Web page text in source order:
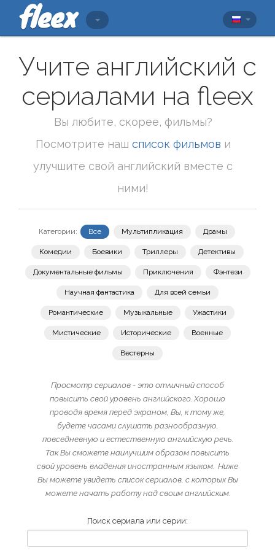
Учите английский с
сериалами на fleex
Вы любите, скорее, фильмы?
Посмотрите наш список фильмов и
улучшите свой английский вместе с
ними!
Категории: Все Мультипликация Драмы
Комедии Боевики Триллеры Детективы
Документальные фильмы Приключения Фэнтези
Научная фантастика Для всей семьи
Романтические Музыкальные Ужастики
Мистические Исторические Военные
Вестерны
Просмотр сериалов - это отличный способ
повысить свой уровень английского. Хорошо
проводя время перед экраном, Вы, к тому же,
будете часами слушать разнообразную,
повседневную и естественную английскую речь.
Так Вы сможете наилучшим образом повысить
свой уровень владения иностранным языком. Ниже
Вы можете увидеть список сериалов, с которых Вы
можете начать работу над своим английским.
Поиск сериала или серии: